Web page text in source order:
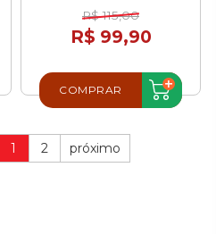
R$ 115,00
R$ 99,90
COMPRAR
1 2 próximo